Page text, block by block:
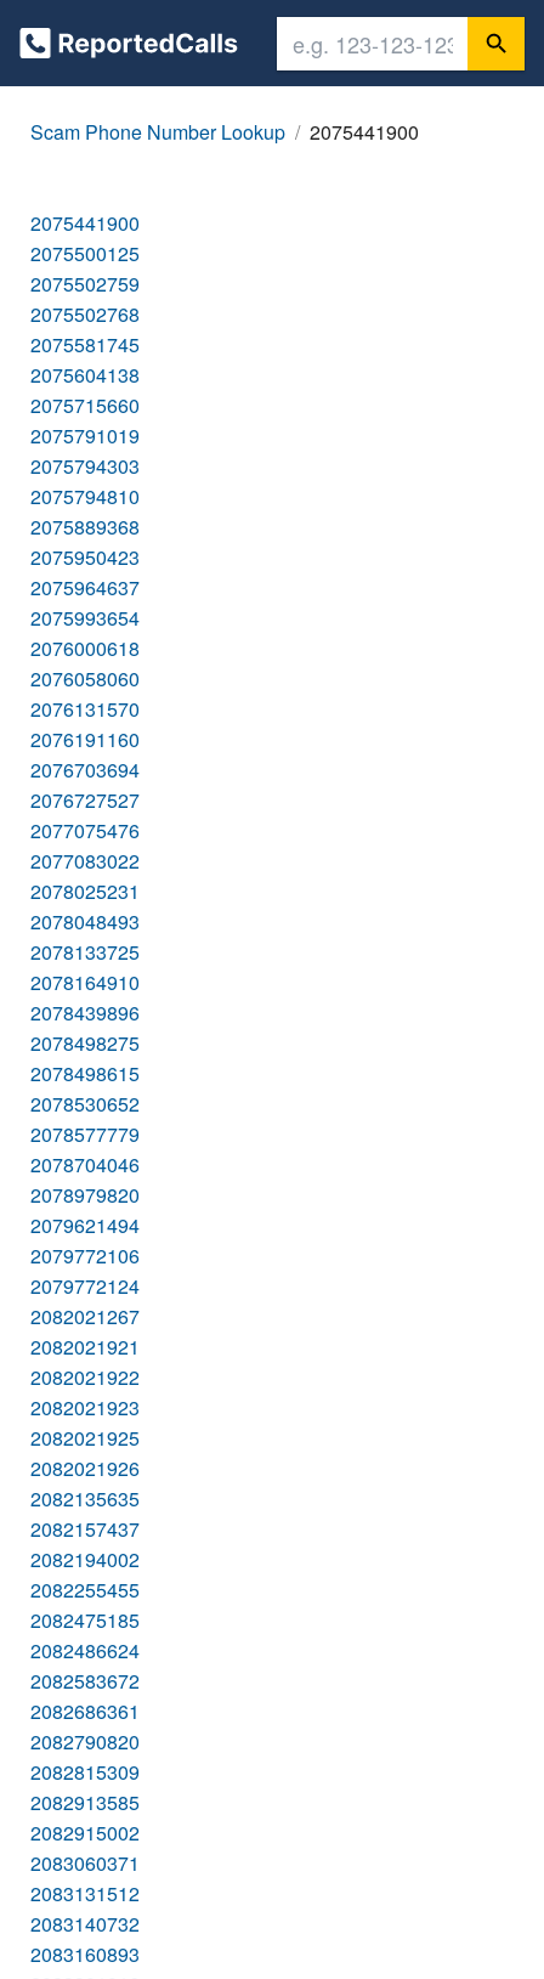
Scam Phone Number Lookup 2075441900
2075441900
2075500125
2075502759
2075502768
2075581745
2075604138
2075715660
2075791019
2075794303
2075794810
2075889368
2075950423
2075964637
2075993654
2076000618
2076058060
2076131570
2076191160
2076703694
2076727527
2077075476
2077083022
2078025231
2078048493
2078133725
2078164910
2078439896
2078498275
2078498615
2078530652
2078577779
2078704046
2078979820
2079621494
2079772106
2079772124
2082021267
2082021921
2082021922
2082021923
2082021925
2082021926
2082135635
2082157437
2082194002
2082255455
2082475185
2082486624
2082583672
2082686361
2082790820
2082815309
2082913585
2082915002
2083060371
2083131512
2083140732
2083160893